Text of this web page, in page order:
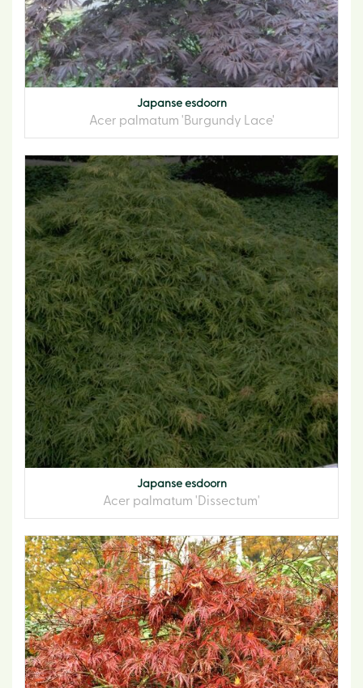
Japanse esdoorn
Acer palmatum 'Burgundy Lace'
Japanse esdoorn
Acer palmatum 'Dissectum'